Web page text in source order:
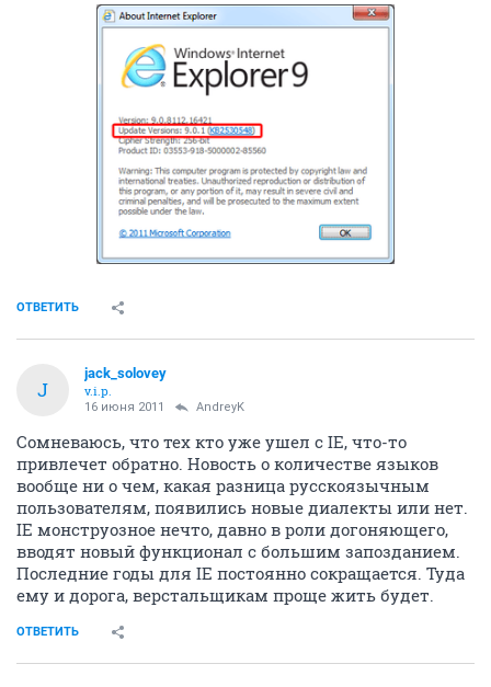
ОТВЕТИТЬ
J
jack_solovey
v.i.p.
16 июня 2011 AndreyK
Сомневаюсь, что тех кто уже ушел с IE, что-то
привлечет обратно. Новость о количестве языков
вообще ни о чем, какая разница русскоязычным
пользователям, появились новые диалекты или нет.
IE монструозное нечто, давно в роли догоняющего,
вводят новый функционал с большим запозданием.
Последние годы для IE постоянно сокращается. Туда
ему и дорога, верстальщикам проще жить будет.
ОТВЕТИТЬ